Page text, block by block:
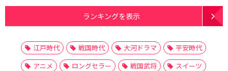
ランキングを表示
江戸時代 戦国時代 大河ドラマ
平安時代
アニメ
ロングセラー 戦国武将
スイーツ